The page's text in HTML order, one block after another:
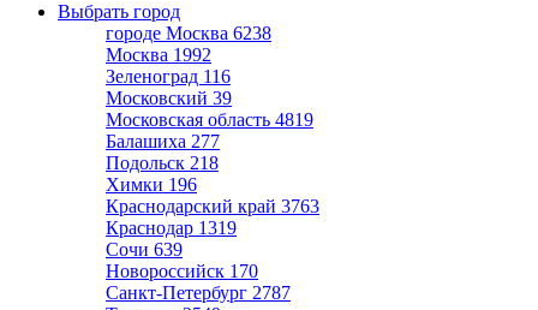
Выбрать город
городе Москва 6238
Москва 1992
Зеленоград 116
Московский 39
Московская область 4819
Балашиха 277
Подольск 218
Химки 196
Краснодарский край 3763
Краснодар 1319
Сочи 639
Новороссийск 170
Санкт-Петербург 2787